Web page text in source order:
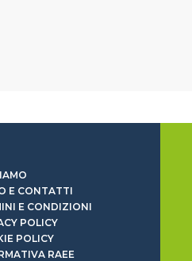
E CONTATTI
E CONDIZIONI
POLICY
POLICY
RAEE